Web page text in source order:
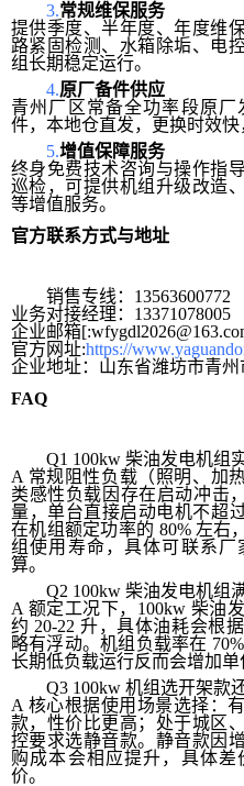
3.常规维保服务
提供季度、半年度、年度维
路紧固检测、水箱除垢、电
组长期稳定运行。
4.原厂备件供应
青州厂区常备全功率段原
件，本地仓直发，更换时效快
5.增值保障服务
终身免费技术咨询与操作指
巡检，可提供机组升级改造
等增值服务。
官方联系方式与地址
销售专线：13563600772
业务对接经理：13371078005
企业邮箱
官方网址:https://
企业地址：山东省潍坊市青州
FAQ
Q1 100kw 柴油发电机组
A 常规阻性负载（照明、加
类感性负载因存在启动冲击
量，单台直接启动电机不超
在机组额定功率的 80% 左右
组使用寿命，具体可联系厂
算。
Q2 100kw 柴油发电机组
A 额定工况下，100kw 柴油
约 20-22 升，具体油耗会根
略有浮动。机组负载率在
长期低负载运行反而会增加单
Q3 100kw 机组选开架款
A 核心根据使用场景选择：
款，性价比更高；处于城区
控要求选静音款。静音款因
购成本会相应提升，具体
价。